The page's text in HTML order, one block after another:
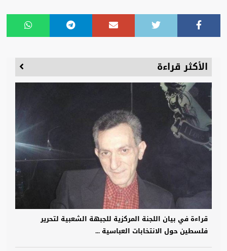
الأكثر قراءة
قراءة في بيان اللجنة المركزية للجبهة الشعبية لتحرير
فلسطين حول الانتخابات العباسية ...